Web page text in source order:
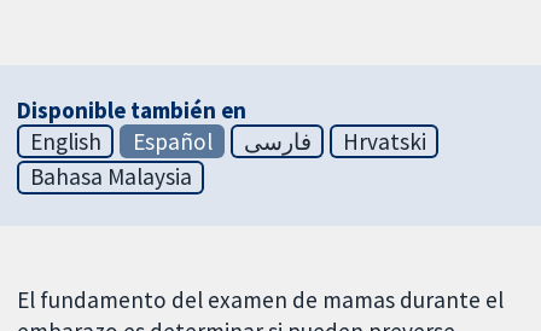
Disponible también en
English
Español فارسی
Hrvatski
Bahasa Malaysia
El fundamento del examen de mamas durante el